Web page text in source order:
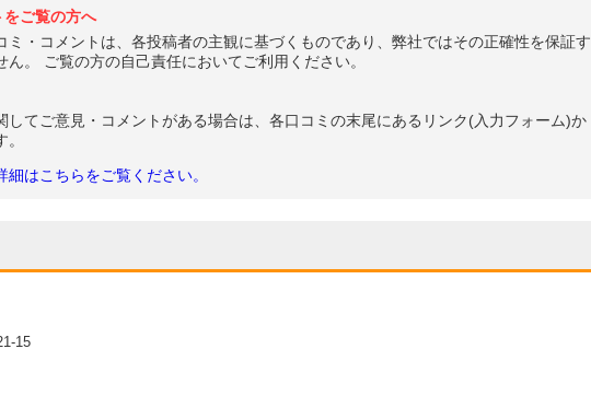
をご覧の方へ
ミ・コメントは、各投稿者の主観に基づくものであり、弊社ではその正確性を保証す
ん。 ご覧の方の自己責任においてご利用ください。
してご意見・コメントがある場合は、各口コミの末尾にあるリンク(入力フォーム)か
はこちらをご覧ください。
15